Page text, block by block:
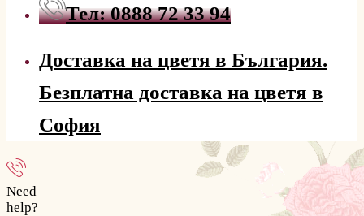
Тел: 0888 72 33 94
Доставка на цветя в България.
Безплатна доставка на цветя в
София
Need
help?